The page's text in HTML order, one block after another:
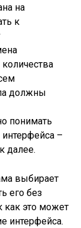
на
к
должны
понимать
–
далее.
выбирает
его без
как это может
интерфейса.